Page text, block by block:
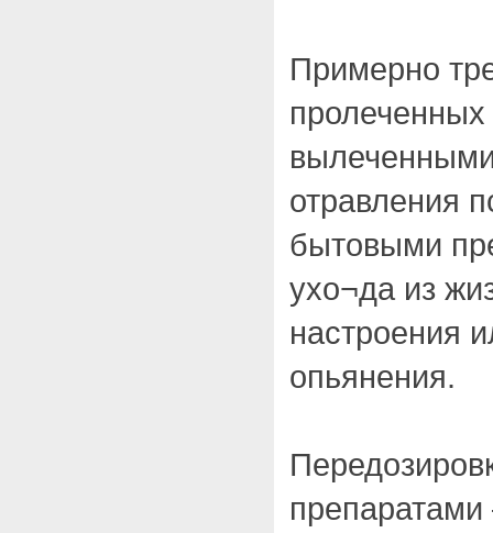
Примерно
пролеченных
отравления
бытовыми
ухо¬да из
настроения
опьянения.